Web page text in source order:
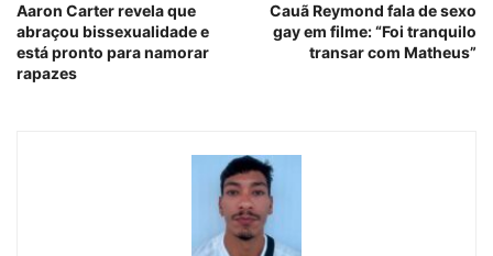
Aaron Carter revela que
abraçou bissexualidade e
está pronto para namorar
rapazes
Cauã Reymond fala de sexo
gay em filme: “Foi tranquilo
transar com Matheus”